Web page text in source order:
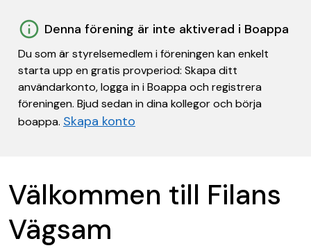
Denna förening är inte aktiverad i Boappa
Du som är styrelsemedlem i föreningen kan enkelt
starta upp en gratis provperiod: Skapa ditt
användarkonto, logga in i Boappa och registrera
föreningen. Bjud sedan in dina kollegor och börja
boappa. Skapa konto
Välkommen till Filans
Vägsam